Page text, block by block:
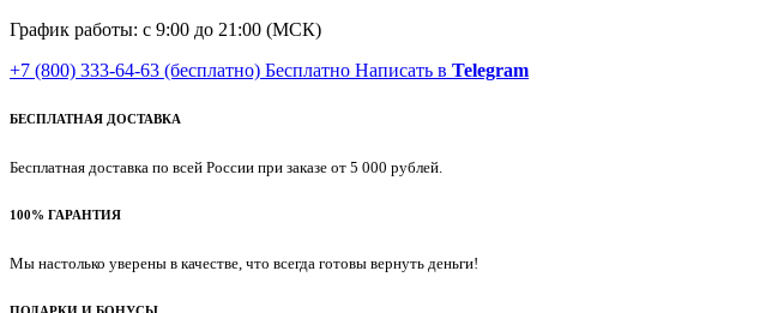
График работы: с 9:00 до 21:00 (МСК)
+7 (800) 333-64-63 (бесплатно) Бесплатно Написать в Telegram
БЕСПЛАТНАЯ ДОСТАВКА
Бесплатная доставка по всей России при заказе от 5 000 рублей.
100% ГАРАНТИЯ
Мы настолько уверены в качестве, что всегда готовы вернуть деньги!